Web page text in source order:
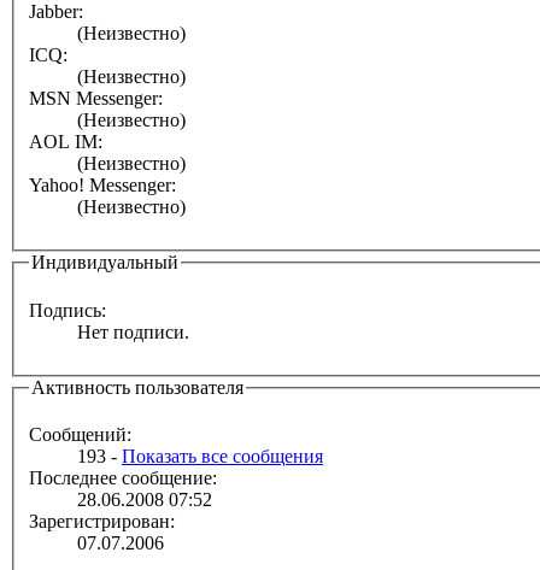
Jabber:
(Неизвестно)
ICQ:
(Неизвестно)
MSN Messenger:
(Неизвестно)
AOL IM:
(Неизвестно)
Yahoo! Messenger:
(Неизвестно)
Индивидуальный
Подпись:
Нет подписи.
Активность пользователя
Сообщений:
193 - Показать все сообщения
Последнее сообщение:
28.06.2008 07:52
Зарегистрирован:
07.07.2006